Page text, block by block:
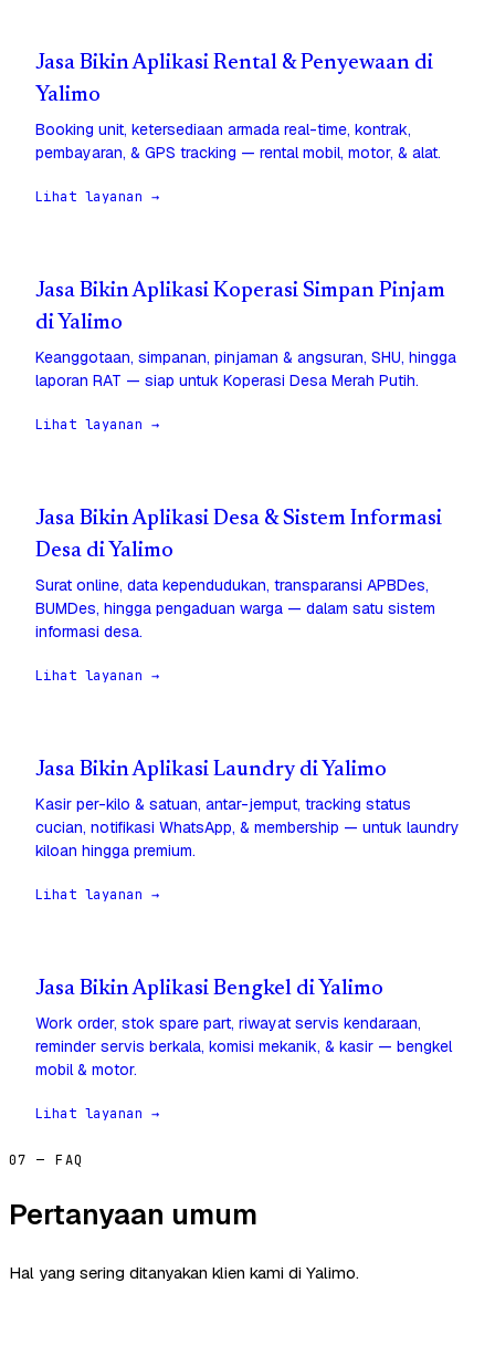
Jasa Bikin Aplikasi Rental & Penyewaan di
Yalimo
Booking unit, ketersediaan armada real-time, kontrak,
pembayaran, & GPS tracking — rental mobil, motor, & alat.
Lihat layanan →
Jasa Bikin Aplikasi Koperasi Simpan Pinjam
di Yalimo
Keanggotaan, simpanan, pinjaman & angsuran, SHU, hingga
laporan RAT — siap untuk Koperasi Desa Merah Putih.
Lihat layanan →
Jasa Bikin Aplikasi Desa & Sistem Informasi
Desa di Yalimo
Surat online, data kependudukan, transparansi APBDes,
BUMDes, hingga pengaduan warga — dalam satu sistem
informasi desa.
Lihat layanan →
Jasa Bikin Aplikasi Laundry di Yalimo
Kasir per-kilo & satuan, antar-jemput, tracking status
cucian, notifikasi WhatsApp, & membership — untuk laundry
kiloan hingga premium.
Lihat layanan →
Jasa Bikin Aplikasi Bengkel di Yalimo
Work order, stok spare part, riwayat servis kendaraan,
reminder servis berkala, komisi mekanik, & kasir — bengkel
mobil & motor.
Lihat layanan →
07 — FAQ
Pertanyaan umum
Hal yang sering ditanyakan klien kami di Yalimo.